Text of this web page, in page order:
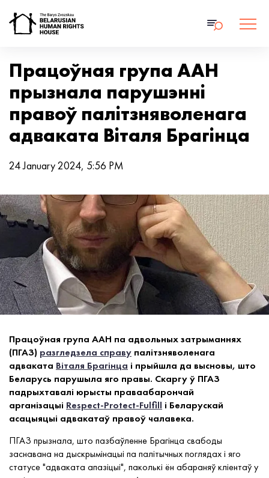
Працоўная група ААН
прызнала парушэнні
правоў палітзняволенага
адваката Віталя Брагінца
24 January 2024, 5:56 PM
Працоўная група ААН па адвольных затрыманнях
(ПГАЗ) разгледзела справу палітзняволенага
адваката Віталя Брагінца і прыйшла да высновы, што
Беларусь парушыла яго правы. Скаргу ў ПГАЗ
падрыхтавалі юрысты праваабарончай
арганізацыі Respect-Protect-Fulfill і Беларускай
асацыяцыі адвакатаў правоў чалавека.
ПГАЗ прызнала, што пазбаўленне Брагінца свабоды
заснавана на дыскрымінацыі па палітычных поглядах і яго
статусе "адваката апазіцыі", паколькі ён абараняў кліентаў у